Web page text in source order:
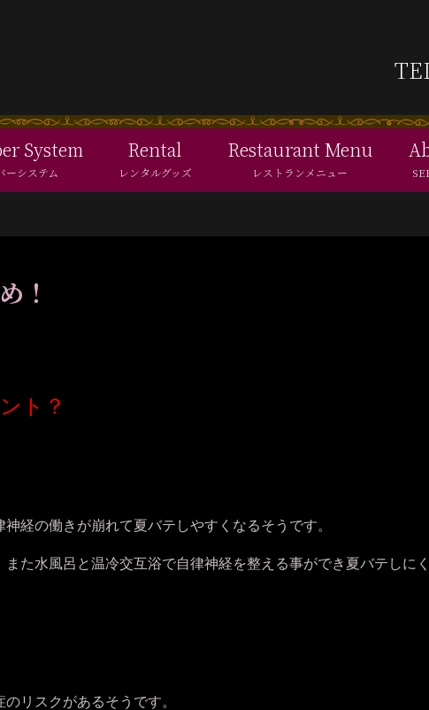
ーシステム
System
レンタルグッズ
Rental
レストランメニュー
Restaurant Menu
！
ト？
経の働きが崩れて夏バテしやすくなるそうです。
た水風呂と温冷交互浴で自律神経を整える事ができ夏バテしに
リスクがあるそうです。